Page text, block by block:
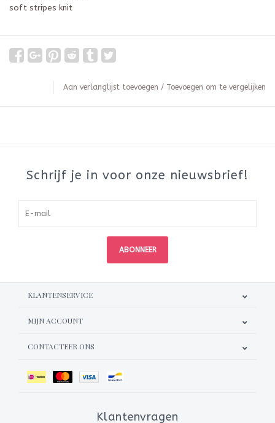
soft stripes knit
Aan verlanglijst toevoegen / Toevoegen om te vergelijken
Schrijf je in voor onze nieuwsbrief!
ABONNEER
KLANTENSERVICE
MIJN ACCOUNT
CONTACTEER ONS
Klantenvragen